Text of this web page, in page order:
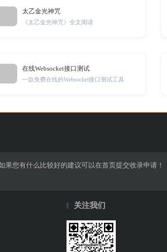
太乙金光神咒
《太乙金光神咒》全文阅读
在线Websocket接口测试
一款免费在线的Websocket接口测试工具
您有什么比较好的建议可以在首页提交收录申请！
关注我们